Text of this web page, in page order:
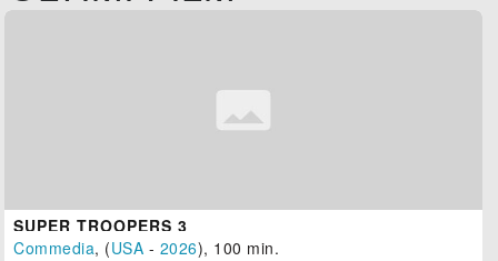
SUPER TROOPERS 3
Commedia, (USA - 2026), 100 min.